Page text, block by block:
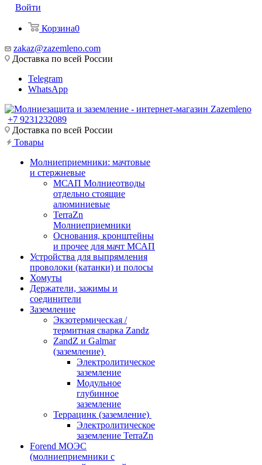
Войти
Корзина0
zakaz@zazemleno.com
Доставка по всей России
Telegram
WhatsApp
+7 9231232089
Доставка по всей России
Товары
Молниеприемники: мачтовые
и стержневые
МСАП Молниеотводы
отдельно стоящие
алюминиевые
TerraZn
Молниеприемники
Основания, кронштейны
и прочее для мачт МСАП
Устройства для выпрямления
проволоки (катанки) и полосы
Хомуты
Держатели, зажимы и
соединители
Заземление
Экзотермическая /
термитная сварка Zandz
ZandZ и Galmar
(заземление)
Электролитическое
заземление
Модульное
глубинное
заземление
Террацинк (заземление)
Электролитическое
заземление TerraZn
Forend МОЭС
(молниеприемники с